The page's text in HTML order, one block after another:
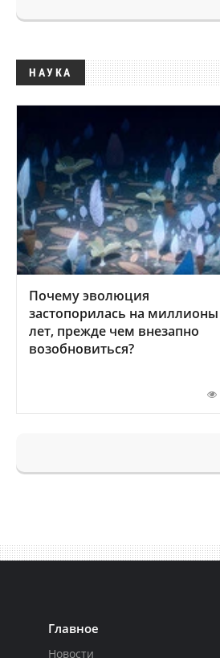
НАУКА
Почему эволюция
застопорилась на миллионы
лет, прежде чем внезапно
возобновиться?
Главное
Новости